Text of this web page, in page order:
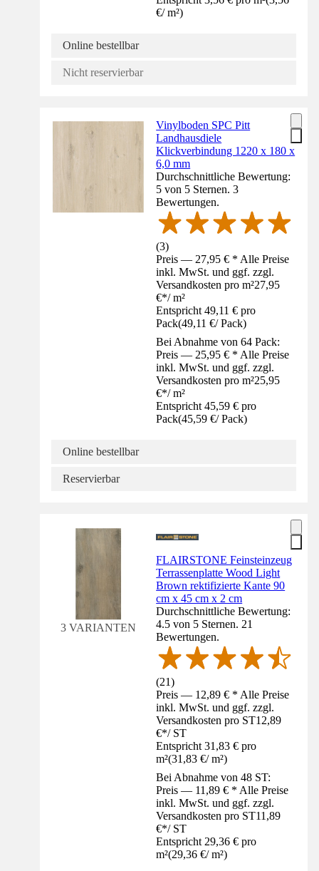
€/ m²)
Online bestellbar
Nicht reservierbar
Vinylboden SPC Pitt
Landhausdiele
Klickverbindung 1220 x 180 x
6,0 mm
Durchschnittliche Bewertung:
5 von 5 Sternen. 3
Bewertungen.
(3)
Preis — 27,95 € * Alle Preise
inkl. MwSt. und ggf. zzgl.
Versandkosten pro m²27,95
€*/ m²
Entspricht 49,11 € pro
Pack(49,11 €/ Pack)
Bei Abnahme von 64 Pack:
Preis — 25,95 € * Alle Preise
inkl. MwSt. und ggf. zzgl.
Versandkosten pro m²25,95
€*/ m²
Entspricht 45,59 € pro
Pack(45,59 €/ Pack)
Online bestellbar
Reservierbar
3 VARIANTEN
FLAIRSTONE Feinsteinzeug
Terrassenplatte Wood Light
Brown rektifizierte Kante 90
cm x 45 cm x 2 cm
Durchschnittliche Bewertung:
4.5 von 5 Sternen. 21
Bewertungen.
(21)
Preis — 12,89 € * Alle Preise
inkl. MwSt. und ggf. zzgl.
Versandkosten pro ST12,89
€*/ ST
Entspricht 31,83 € pro
m²(31,83 €/ m²)
Bei Abnahme von 48 ST:
Preis — 11,89 € * Alle Preise
inkl. MwSt. und ggf. zzgl.
Versandkosten pro ST11,89
€*/ ST
Entspricht 29,36 € pro
m²(29,36 €/ m²)